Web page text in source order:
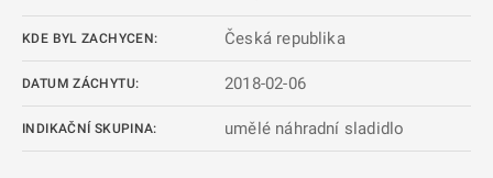
KDE BYL ZACHYCEN: Česká republika
DATUM ZÁCHYTU: 2018-02-06
INDIKAČNÍ SKUPINA: umělé náhradní sladidlo